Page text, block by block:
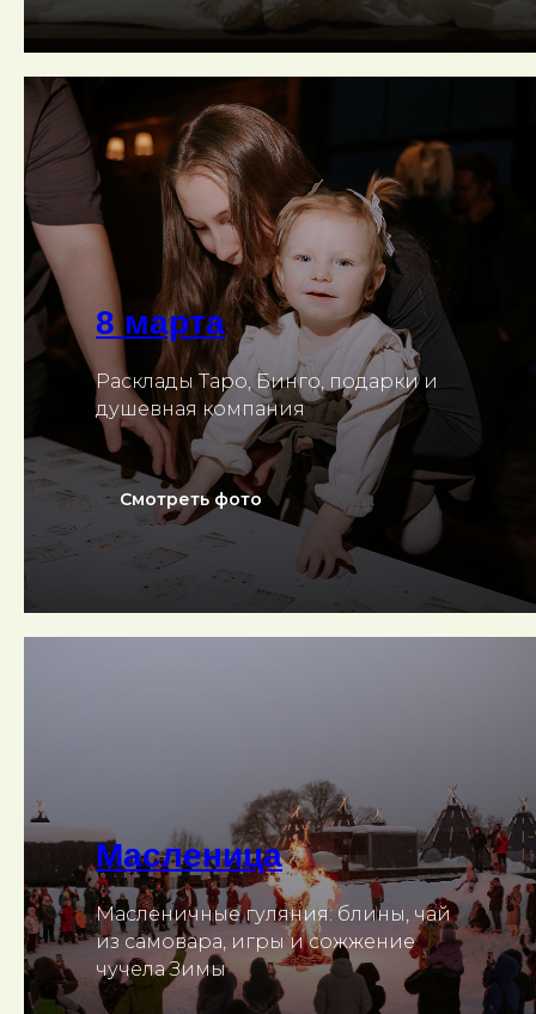
8 марта
Расклады Таро, Бинго, подарки и
душевная компания
Смотреть фото
Масленица
Масленичные гуляния: блины, чай
из самовара, игры и сожжение
чучела Зимы